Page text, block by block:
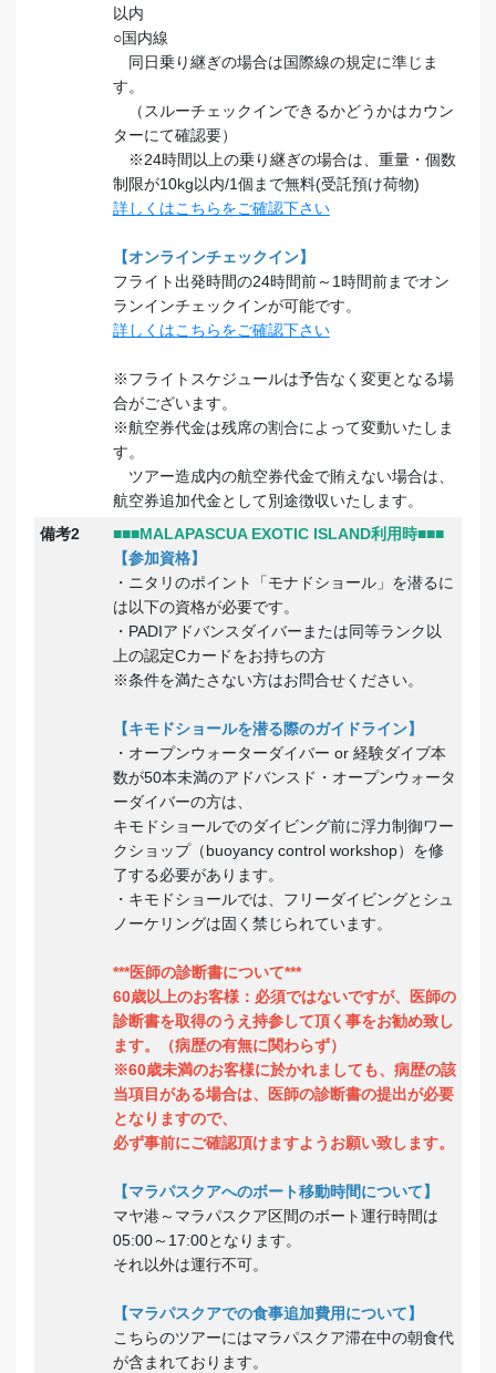
以内
○国内線
同日乗り継ぎの場合は国際線の規定に準じま
す。
（スルーチェックインできるかどうかはカウン
ターにて確認要）
※24時間以上の乗り継ぎの場合は、重量・個数
制限が10kg以内/1個まで無料(受託預け荷物)
詳しくはこちらをご確認下さい
【オンラインチェックイン】
フライト出発時間の24時間前～1時間前までオン
ランインチェックインが可能です。
詳しくはこちらをご確認下さい
※フライトスケジュールは予告なく変更となる場
合がございます。
※航空券代金は残席の割合によって変動いたしま
す。
ツアー造成内の航空券代金で賄えない場合は、
航空券追加代金として別途徴収いたします。
備考2
■■■MALAPASCUA EXOTIC ISLAND利用時■■■
【参加資格】
・ニタリのポイント「モナドショール」を潜るに
は以下の資格が必要です。
・PADIアドバンスダイバーまたは同等ランク以
上の認定Cカードをお持ちの方
※条件を満たさない方はお問合せください。
【キモドショールを潜る際のガイドライン】
・オープンウォーターダイバー or 経験ダイブ本
数が50本未満のアドバンスド・オープンウォータ
ーダイバーの方は、
キモドショールでのダイビング前に浮力制御ワー
クショップ（buoyancy control workshop）を修
了する必要があります。
・キモドショールでは、フリーダイビングとシュ
ノーケリングは固く禁じられています。
***医師の診断書について***
60歳以上のお客様：必須ではないですが、医師の
診断書を取得のうえ持参して頂く事をお勧め致し
ます。（病歴の有無に関わらず）
※60歳未満のお客様に於かれましても、病歴の該
当項目がある場合は、医師の診断書の提出が必要
となりますので、
必ず事前にご確認頂けますようお願い致します。
【マラパスクアへのボート移動時間について】
マヤ港～マラパスクア区間のボート運行時間は
05:00～17:00となります。
それ以外は運行不可。
【マラパスクアでの食事追加費用について】
こちらのツアーにはマラパスクア滞在中の朝食代
が含まれております。